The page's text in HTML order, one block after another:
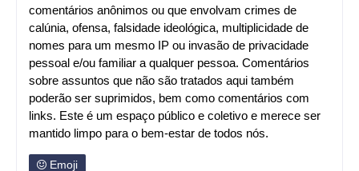
comentários anônimos ou que envolvam crimes de
calúnia, ofensa, falsidade ideológica, multiplicidade de
nomes para um mesmo IP ou invasão de privacidade
pessoal e/ou familiar a qualquer pessoa. Comentários
sobre assuntos que não são tratados aqui também
poderão ser suprimidos, bem como comentários com
links. Este é um espaço público e coletivo e merece ser
mantido limpo para o bem-estar de todos nós.
Emoji